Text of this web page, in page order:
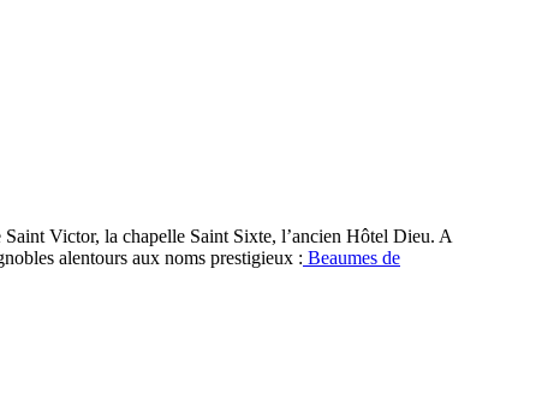
Victor, la chapelle Saint Sixte, l’ancien Hôtel Dieu. A
alentours aux noms prestigieux : Beaumes de